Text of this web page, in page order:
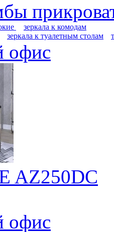
зеркала к комодам
зеркала к туалетным столам
офис
AZ250DC
офис